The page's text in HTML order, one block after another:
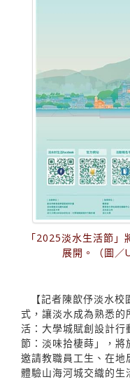
「2025淡水生活節
展開。（圖／
【記者陳歆伃淡水
式，讓淡水成為熟悉的
活：大學城賦創設計
節：淡味拾棲蒔」，將
邀請教職員工生、在地
體驗山海河城交織的生